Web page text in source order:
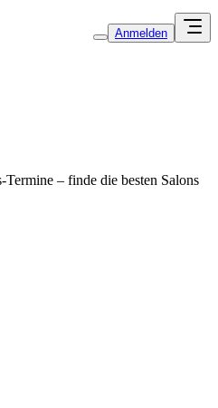
Anmelden
– finde die besten Salons